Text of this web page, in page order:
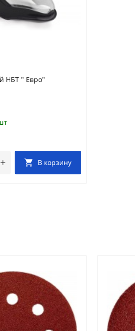
НБТ " Евро"
В корзину